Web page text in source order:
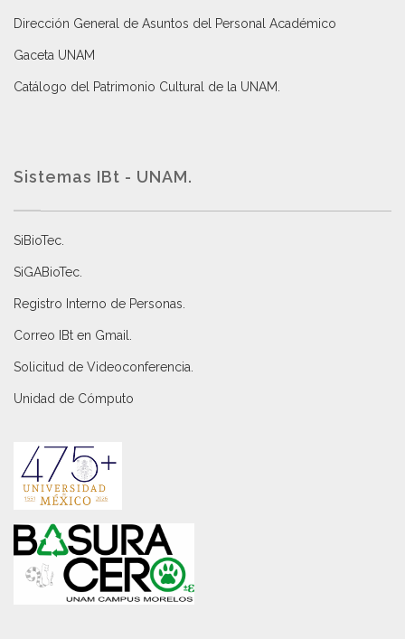
Dirección General de Asuntos del Personal Académico
Gaceta UNAM
Catálogo del Patrimonio Cultural de la UNAM.
Sistemas IBt - UNAM.
SiBioTec
SiGABioTec.
Registro Interno de Personas
Correo IBt en Gmail
Solicitud de Videoconferencia.
Unidad de Cómputo